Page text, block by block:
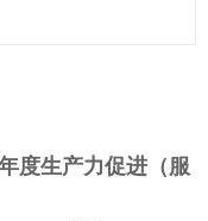
度生产力促进（服